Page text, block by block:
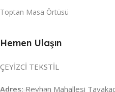
Toptan Masa Örtüsü
Hemen Ulaşın
ÇEYİZCİ TEKSTİL
Adres: Reyhan Mahallesi